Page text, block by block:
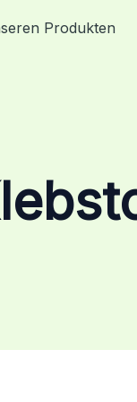
Produkten